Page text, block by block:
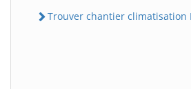
Trouver chantier climatisation